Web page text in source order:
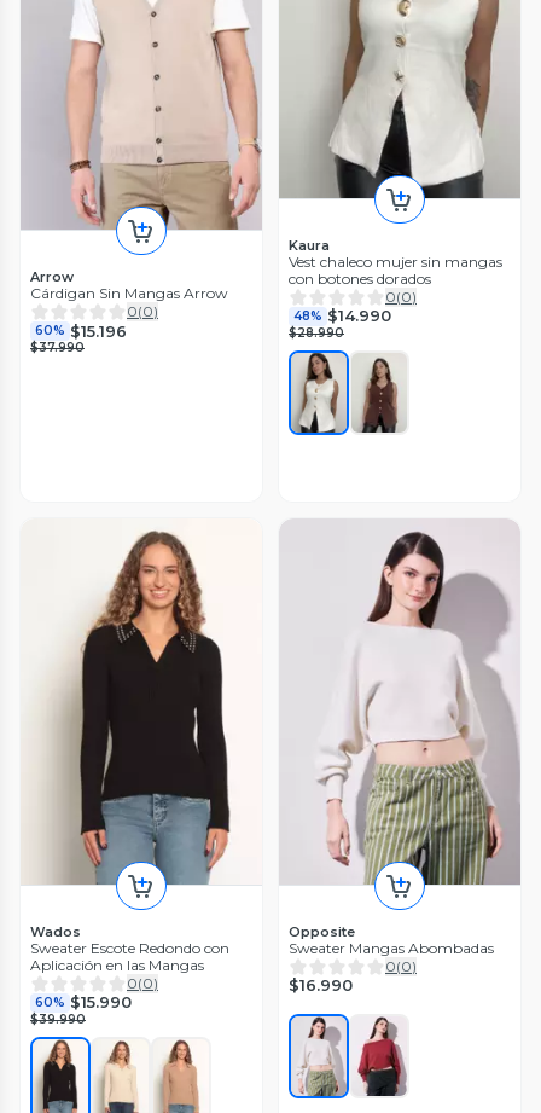
Arrow
Cárdigan Sin Mangas Arrow
0(0)
60% $15.196
$37.990
Kaura
Vest chaleco mujer sin mangas
con botones dorados
0(0)
48% $14.990
$28.990
Wados
Sweater Escote Redondo con
Aplicación en las Mangas
0(0)
60% $15.990
$39.990
Opposite
Sweater Mangas Abombadas
0(0)
$16.990